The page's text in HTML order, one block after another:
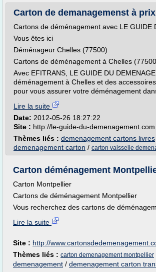
Carton de demanagemenst à
Cartons de déménagement avec LE GUIDE
Vous êtes ici
Déménageur Chelles (77500)
Cartons de déménagement à Chelles
Avec EFITRANS, LE GUIDE DU
déménagement à Chelles et des
pour vous assurer votre déménagement
Lire la suite
Date: 2012-05-26 18:27:22
Site : http://le-guide-du-demenagement.com
Thèmes liés : demenagement cartons livres
demenagement carton / carton vaisselle
Carton déménagement
Carton Montpellier
Cartons de déménagement Montpellier
Vous recherchez des cartons de
Lire la suite
Site : http://
Thèmes liés : carton demenagement montpellier
demenagement / demenagement carton